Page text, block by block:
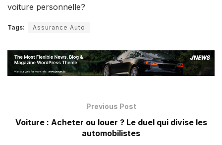
voiture personnelle?
Tags: Assurance Auto
Previous Post
Voiture : Acheter ou louer ? Le duel qui divise les
automobilistes